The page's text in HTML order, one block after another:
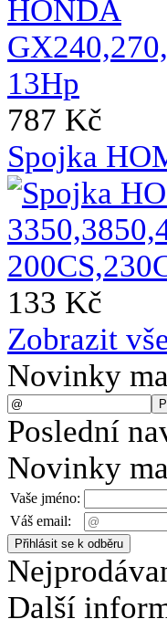
787 Kč
Spojka
133 Kč
Zobrazit
Novinky
Poslední
Novinky
Vaše jméno:
Váš email:
Další